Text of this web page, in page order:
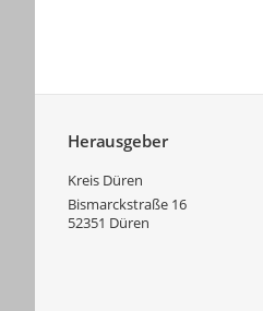
Herausgeber
Kreis Düren
Bismarckstraße 16
52351 Düren